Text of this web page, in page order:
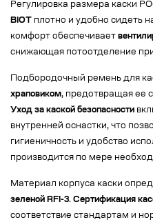
Регулировка размера каски
BIOT плотно и удобно сидеть
комфорт обеспечивает
снижающая потоотделение
Подбородочный ремень для
храповиком, предотвращая ее
Уход за каской безопасности
внутренней оснастки, что
гигиеничность и удобство
производится по мере
Материал корпуса каски
зеленой RFI-3. Сертификация
соответствие стандартам и